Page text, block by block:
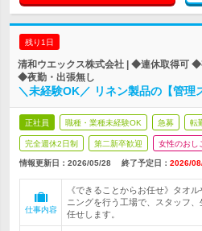
残り1日
清和ウエックス株式会社 | ◆連休取得可
◆夜勤・出張無し
＼未経験OK／ リネン製品の【管
正社員 職種・業種未経験OK 急募 転
完全週休2日制 第二新卒歓迎 女性のおし
情報更新日：2026/05/28 終了予定日： 2026/
仕事内容
《できることからお任せ》タオ
ニングを行う工場で、スタッフ
任せします。